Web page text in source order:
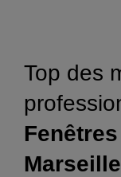
Top des